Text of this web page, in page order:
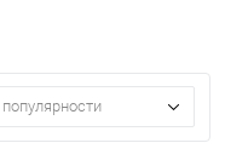
популярности